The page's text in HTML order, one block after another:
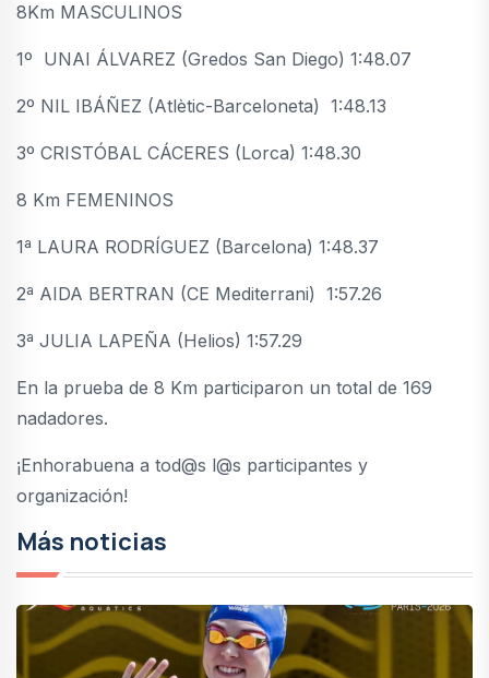
8Km MASCULINOS
1º UNAI ÁLVAREZ (Gredos San Diego) 1:48.07
2º NIL IBÁÑEZ (Atlètic-Barceloneta) 1:48.13
3º CRISTÓBAL CÁCERES (Lorca) 1:48.30
8 Km FEMENINOS
1ª LAURA RODRÍGUEZ (Barcelona) 1:48.37
2ª AIDA BERTRAN (CE Mediterrani) 1:57.26
3ª JULIA LAPEÑA (Helios) 1:57.29
En la prueba de 8 Km participaron un total de 169
nadadores.
¡Enhorabuena a tod@s l@s participantes y
organización!
Más noticias